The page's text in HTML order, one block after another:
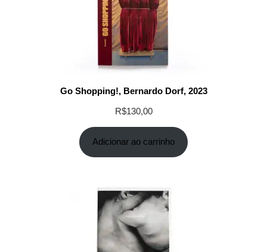
Go Shopping!, Bernardo Dorf, 2023
R$130,00
Adicionar ao carrinho